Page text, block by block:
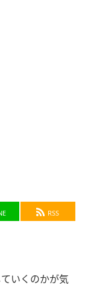
RSS
いくのかが気